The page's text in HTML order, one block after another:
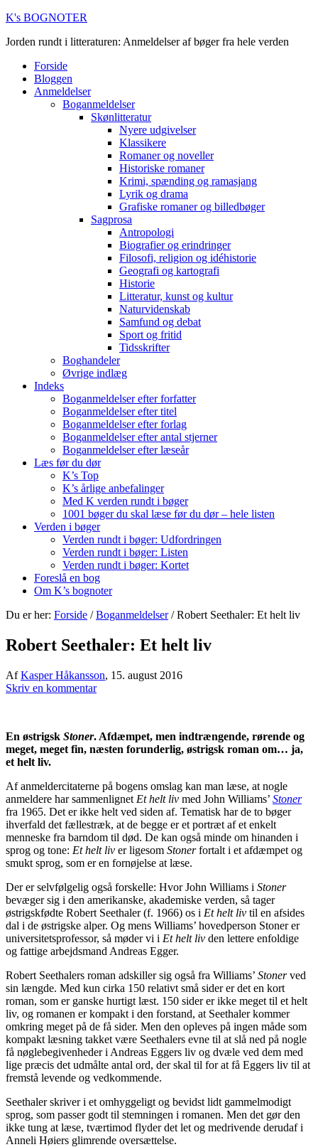
K's BOGNOTER
Jorden rundt i litteraturen: Anmeldelser af bøger fra hele verden
Forside
Bloggen
Anmeldelser
Boganmeldelser
Skønlitteratur
Nyere udgivelser
Klassikere
Romaner og noveller
Historiske romaner
Krimi, spænding og ramasjang
Lyrik og drama
Grafiske romaner og billedbøger
Sagprosa
Antropologi
Biografier og erindringer
Filosofi, religion og idéhistorie
Geografi og kartografi
Historie
Litteratur, kunst og kultur
Naturvidenskab
Samfund og debat
Sport og fritid
Tidsskrifter
Boghandeler
Øvrige indlæg
Indeks
Boganmeldelser efter forfatter
Boganmeldelser efter titel
Boganmeldelser efter forlag
Boganmeldelser efter antal stjerner
Boganmeldelser efter læseår
Læs før du dør
K’s Top
K’s årlige anbefalinger
Med K verden rundt i bøger
1001 bøger du skal læse før du dør – hele listen
Verden i bøger
Verden rundt i bøger: Udfordringen
Verden rundt i bøger: Listen
Verden rundt i bøger: Kortet
Foreslå en bog
Om K’s bognoter
Du er her: Forside / Boganmeldelser /Robert Seethaler: Et helt liv
Robert Seethaler: Et helt liv
AfKasper Håkansson, 15. august 2016
Skriv en kommentar
En østrigsk Stoner. Afdæmpet, men indtrængende, rørende og
meget, meget fin, næsten forunderlig, østrigsk roman om… ja,
et helt liv.
Af anmeldercitaterne på bogens omslag kan man læse, at nogle
anmeldere har sammenlignet Et helt liv med John Williams’ Stoner
fra 1965. Det er ikke helt ved siden af. Tematisk har de to bøger
ihverfald det fællestræk, at de begge er et portræt af et enkelt
menneske fra barndom til død. De kan også minde om hinanden i
sprog og tone: Et helt liv er ligesom Stonerfortalt i et afdæmpet og
smukt sprog, som er en fornøjelse at læse.
Der er selvfølgelig også forskelle: Hvor John Williams i Stoner
bevæger sig i den amerikanske, akademiske verden, så tager
østrigskfødte Robert Seethaler (f. 1966) os i Et helt liv til en afsides
dal i de østrigske alper. Og mens Williams’ hovedperson Stoner er
universitetsprofessor, så møder vi i Et helt liv den lettere enfoldige
og fattige arbejdsmand Andreas Egger.
Robert Seethalers roman adskiller sig også fra Williams’ Stonerved
sin længde. Med kun cirka 150 relativt små sider er det en kort
roman, som er ganske hurtigt læst. 150 sider er ikke meget til et helt
liv, og romanen er kompakt i den forstand, at Seethaler kommer
omkring meget på de få sider. Men den opleves på ingen måde som
kompakt læsning takket være Seethalers evne til at slå ned på nogle
få nøglebegivenheder i Andreas Eggers liv og dvæle ved dem med
lige præcis det udmålte antal ord, der skal til for at få Eggers liv til at
fremstå levende og vedkommende.
Seethaler skriver i et omhyggeligt og bevidst lidt gammelmodigt
sprog, som passer godt til stemningen i romanen. Men det gør den
ikke tung at læse, tværtimod flyder det let og medrivende derudaf i
Anneli Høiers glimrende oversættelse.